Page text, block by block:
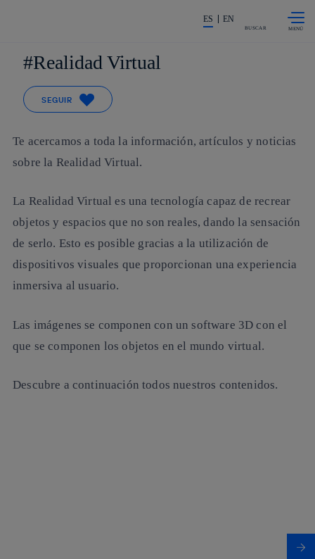
La acción en accionistas e
ES EN
BUSCAR
Realidad Virtual
SEGUIR
Te acercamos a toda la información, artículos y noticias
sobre la Realidad Virtual.
La Realidad Virtual es una tecnología capaz de recrear
objetos y espacios que no son reales, dando la sensación
de serlo. Esto es posible gracias a la utilización de
dispositivos visuales que proporcionan una experiencia
inmersiva al usuario.
Las imágenes se componen con un software 3D con el
que se componen los objetos en el mundo virtual.
Descubre a continuación todos nuestros contenidos.